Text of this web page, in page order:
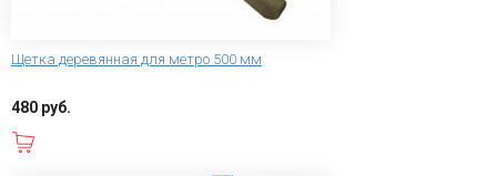
Щетка деревянная для метро 500 мм
480 руб.